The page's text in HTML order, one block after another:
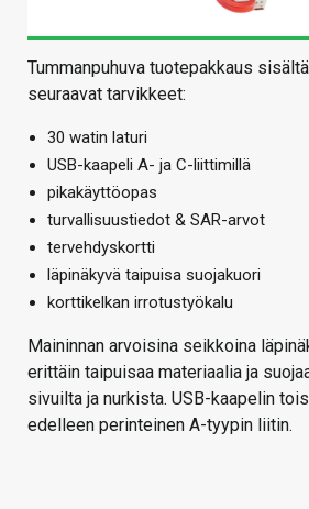
Tummanpuhuva tuotepakkaus
seuraavat tarvikkeet:
30 watin laturi
USB-kaapeli A- ja C-liittimillä
pikakäyttöopas
turvallisuustiedot & SAR-arvot
tervehdyskortti
läpinäkyvä taipuisa suojakuori
korttikelkan irrotustyökalu
Maininnan arvoisina seikkoina
erittäin taipuisaa materiaalia ja
sivuilta ja nurkista. USB-kaapelin
edelleen perinteinen A-tyypin liitin.